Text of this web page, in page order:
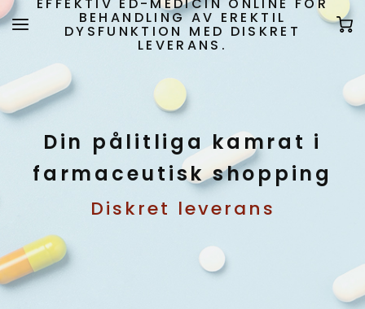
BEHANDLING AV EREKTIL
DYSFUNKTION MED DISKRET
LEVERANS.
Din pålitliga kamrat i
farmaceutisk shopping
Diskret leverans